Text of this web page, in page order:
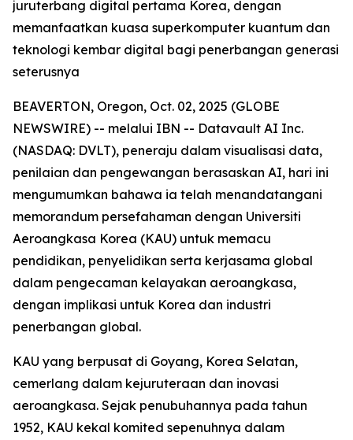
juruterbang digital pertama Korea, dengan
memanfaatkan kuasa superkomputer kuantum dan
teknologi kembar digital bagi penerbangan generasi
seterusnya
BEAVERTON, Oregon, Oct. 02, 2025 (GLOBE
NEWSWIRE) -- melalui IBN -- Datavault AI Inc.
(NASDAQ: DVLT), peneraju dalam visualisasi data,
penilaian dan pengewangan berasaskan AI, hari ini
mengumumkan bahawa ia telah menandatangani
memorandum persefahaman dengan Universiti
Aeroangkasa Korea (KAU) untuk memacu
pendidikan, penyelidikan serta kerjasama global
dalam pengecaman kelayakan aeroangkasa,
dengan implikasi untuk Korea dan industri
penerbangan global.
KAU yang berpusat di Goyang, Korea Selatan,
cemerlang dalam kejuruteraan dan inovasi
aeroangkasa. Sejak penubuhannya pada tahun
1952, KAU kekal komited sepenuhnya dalam